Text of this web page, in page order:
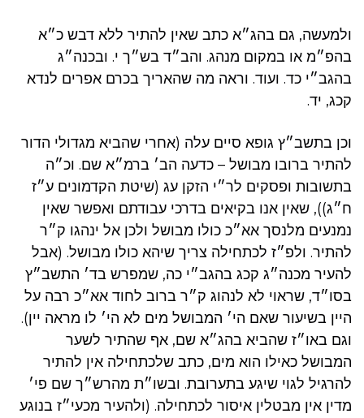
ולמעשה, גם בהג״א כתב שאין להתיר ללא דבש כ״א
בהפ״מ או במקום מנהג. והב״ד בש״ך י. ובכנה״ג
בהגב״י כד. ועוד. וראה מה שהאריך בכרם אפרים לנדא
קכג, יד.
וכן בתשב״ץ גופא סיים עלה (אחרי שהביא מגדולי הדור
להתיר ברובו מבושל – כדעה הב׳ ברמ״א שם. וכ״ה
בתשובות ופסקים לר״י הזקן עג (שיטת הקדמונים ע״ז
ח״ג)), שאין אנו בקיאים בדרכי עבודתם ואפשר שאין
נמנעים מלנסך אא״כ כולו מבושל ולכן אל ינהגו ק״ר
להתיר. ולפ״ז לכתחילה צריך שיהא כולו מבושל. (אבל
להעיר מכנה״ג קכג בהגב״י כה, שמפרש בד׳ התשב״ץ
בסו״ד, שראוי לא לנהוג ק״ר ברוב לחוד אא״כ רבה על
היין בשיעור שאם הי׳ המבושל מים לא הי׳ לו מראה יין).
וגם באו״ז שהביא בהג״א שם, אף שהתיר לשער
המבושל כאילו הוא מים, כתב שלכתחילה אין להתיר
להרגיל לגוי שיגע בתערובת. ובשו״ת מהרש״ך שם פי׳
מדין אין מבטלין איסור לכתחילה. (ולהעיר מכעי״ז בנוגע